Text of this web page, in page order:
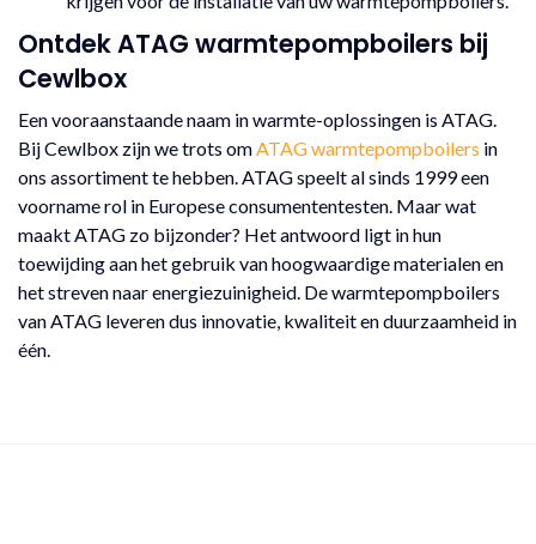
Ontdek ATAG warmtepompboilers bij
Cewlbox
Een vooraanstaande naam in warmte-oplossingen is ATAG.
Bij Cewlbox zijn we trots omATAG warmtepompboilers in
ons assortiment te hebben. ATAG speelt al sinds 1999 een
voorname rol in Europese consumententesten. Maar wat
maakt ATAG zo bijzonder? Het antwoord ligt in hun
toewijding aan het gebruik van hoogwaardige materialen en
het streven naar energiezuinigheid. De warmtepompboilers
van ATAG leveren dus innovatie, kwaliteit en duurzaamheid in
één.